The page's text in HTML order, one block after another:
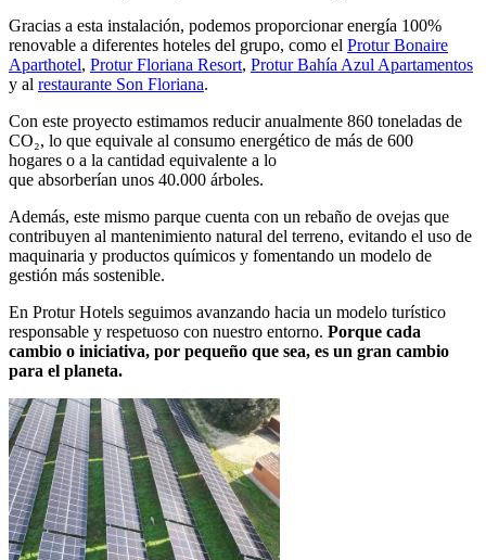
Gracias a esta instalación, podemos proporcionar energía 100%
renovable a diferentes hoteles del grupo, como el Protur Bonaire
Aparthotel, Protur Floriana Resort, Protur Bahía Azul Apartamentos
y al restaurante Son Floriana.
Con este proyecto estimamos reducir anualmente 860 toneladas de
CO₂, lo que equivale al consumo energético de más de 600
hogares o a la cantidad equivalente a lo
que absorberían unos 40.000 árboles.
Además, este mismo parque cuenta con un rebaño de ovejas que
contribuyen al mantenimiento natural del terreno, evitando el uso de
maquinaria y productos químicos y fomentando un modelo de
gestión más sostenible.
En Protur Hotels seguimos avanzando hacia un modelo turístico
responsable y respetuoso con nuestro entorno. Porque cada
cambio o iniciativa, por pequeño que sea, es un gran cambio
para el planeta.